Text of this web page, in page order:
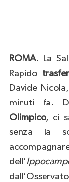
ROMA. La
Rapido
Davide
minuti fa.
Olimpico, ci
senza la
dell’